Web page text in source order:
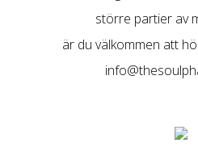
större partier av
är du välkommen att